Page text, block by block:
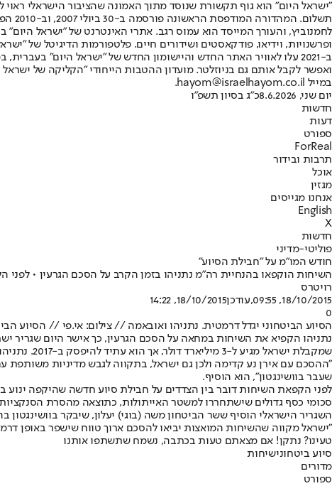
"ישראל היום" הוא גוף תקשורת שנוסד מתוך האמונה שהציבור הישראלי ראוי
ופרשנויות, וידיאו, פודקאסטים ושידורים חיים. פלטפורמות הדיגיטל של
ב-2021 עלו לאוויר האתר החדש והיישומון החדש של "ישראל היום"
ואפשר לקבל אותם גם בניוזלטר. מועדון ההטבות הייחודי "הקליקה של
במייל hayom@israelhayom.co.il.
יום שני, 8.6.2026
כ"ג בסיון תשפ"ו
חדשות
דעות
ספורט
ForReal
תרבות ובידור
אוכל
מגזין
אנחנו מגייסים
English
X
חדשות
פוליטי-מדיני
חודש המו"מ על "חבילת הסיוע"
השיחות הוקפאו בהנחיית רה"מ נתניהו בזמן הקרב על הסכם הגרעין • לפני הקרב על הסכם הגרעין הסיוע צפוי היה
רויטרס
18/10/2015, 09:55
,עודכן18/10/2015, 14:22
0
הסיוע הביטחוני יגדל דרמטית. נתניהו ואובאמה // צילום: אי.פי // הסיוע
נתניהו הקפיא את השיחות במחאה על הסכם הגרעין, כך אישר היום שגריר
שמקבלת ישראל מגיע ל-3 מיליארד דולר, אך הוא עתיד להיפסק ב-2017. נתניהו הקפיא את השיחות מאז יולי, כשנלחם בהסכם הגרעין.
"ההסכם עם אירן נע קדימה ולכן גם ישראל, בתקווה לגבש מדיניות
שעבר בוושינגטון", הוא הוסיף.
סכומי כסף גדולים שישתחררו למשטר האייתולות, כתוצאה מהסרת
השגריר הישראלי הוסיף ששר הביטחון משה (בוגי) יעלון, שיבקר
"ישראל מקווה שהשיחות המואצות יביאו להסכם ארוך טווח שישפר באופן
טעינו? נתקן! אם מצאתם טעות בכתבה, נשמח שתשתפו אותנו
סיוע ביטחונישיחות
מדורים
ספורט